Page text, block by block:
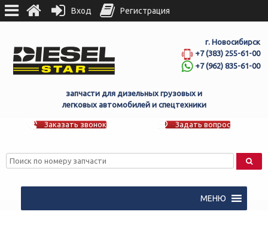
г. Новосибирск
+7 (383) 255-61-00
+7 (962) 835-61-00
запчасти для дизельных грузовых и
легковых автомобилей и спецтехники
Заказать звонок Задать вопрос
МЕНЮ
Вход Регистрация